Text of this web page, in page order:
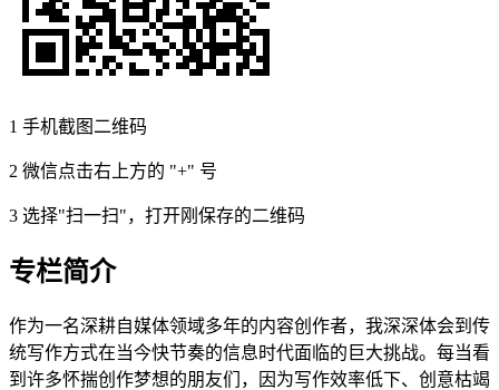
1 手机截图二维码
2 微信点击右上方的 "+" 号
3 选择"扫一扫"，打开刚保存的二维码
专栏简介
作为一名深耕自媒体领域多年的内容创作者，我深深体会到传
统写作方式在当今快节奏的信息时代面临的巨大挑战。每当看
到许多怀揣创作梦想的朋友们，因为写作效率低下、创意枯竭